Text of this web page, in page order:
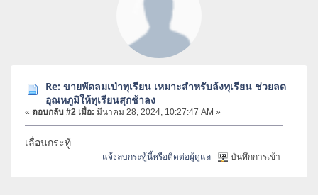
Re: ขายพัดลมเป่าทุเรียน เหมาะสำหรับล้งทุเรียน ช่วยลด
อุณหภูมิให้ทุเรียนสุกช้าลง
« ตอบกลับ #2 เมื่อ: มีนาคม 28, 2024, 10:27:47 AM »
เลื่อนกระทู้
แจ้งลบกระทู้นี้หรือติดต่อผู้ดูแล บันทึกการเข้า